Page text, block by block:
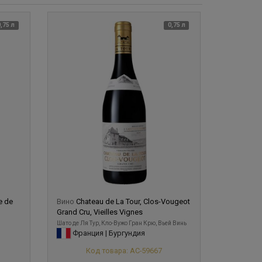
л
de
0,75 л
Вино Chateau de La Tour, Clos-Vougeot
Grand Cru, Vieilles Vignes
Шато де Ля Тур, Кло-Вужо Гран Крю, Вьей Винь
Франция | Бургундия
Код товара: АС-59667